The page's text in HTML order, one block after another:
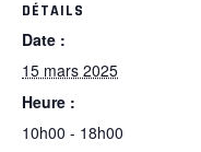
DÉTAILS
Date :
15 mars 2025
Heure :
10h00 - 18h00